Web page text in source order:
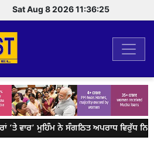
Sat Aug 8 2026 11:36:26
ਵਾਰ’ ਮੁਹਿੰਮ ਨੇ ਸੰਗਠਿਤ ਅਪਰਾਧ ਵਿਰੁੱਧ